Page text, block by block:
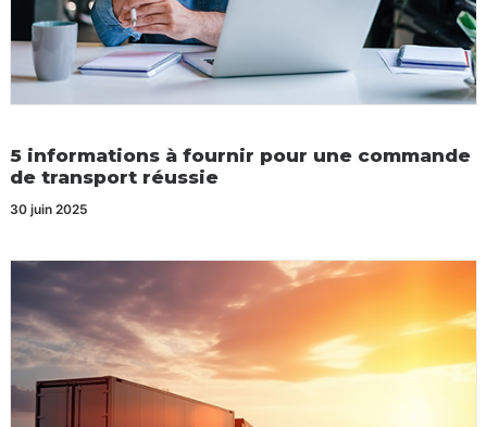
5 informations à fournir pour une commande
de transport réussie
30 juin 2025